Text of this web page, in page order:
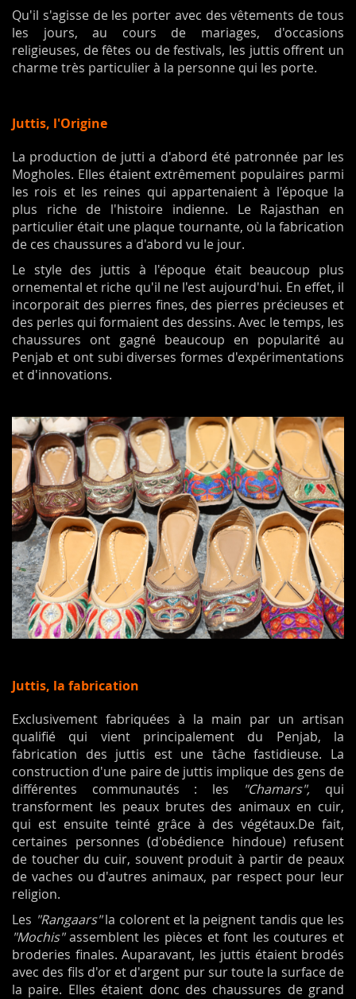
Qu'il s'agisse de les porter avec des vêtements de tous
les jours, au cours de mariages, d'occasions
religieuses, de fêtes ou de festivals, les juttis offrent un
charme très particulier à la personne qui les porte.
Juttis, l'Origine
La production de jutti a d'abord été patronnée par les
Mogholes. Elles étaient extrêmement populaires parmi
les rois et les reines qui appartenaient à l'époque la
plus riche de l'histoire indienne. Le Rajasthan en
particulier était une plaque tournante, où la fabrication
de ces chaussures a d'abord vu le jour.
Le style des juttis à l'époque était beaucoup plus
ornemental et riche qu'il ne l'est aujourd'hui. En effet, il
incorporait des pierres fines, des pierres précieuses et
des perles qui formaient des dessins. Avec le temps, les
chaussures ont gagné beaucoup en popularité au
Penjab et ont subi diverses formes d'expérimentations
et d'innovations.
Juttis, la fabrication
Exclusivement fabriquées à la main par un artisan
qualifié qui vient principalement du Penjab, la
fabrication des juttis est une tâche fastidieuse. La
construction d'une paire de juttis implique des gens de
différentes communautés : les
"Chamars", qui
transforment les peaux brutes des animaux en cuir,
qui est ensuite teinté grâce à des végétaux.De fait,
certaines personnes (d'obédience hindoue) refusent
de toucher du cuir, souvent produit à partir de peaux
de vaches ou d'autres animaux, par respect pour leur
religion.
Les "Rangaars"la colorent et la peignent tandis que les
"Mochis"assemblent les pièces et font les coutures et
broderies finales. Auparavant, les juttis étaient brodés
avec des fils d'or et d'argent pur sur toute la surface de
la paire. Elles étaient donc des chaussures de grand